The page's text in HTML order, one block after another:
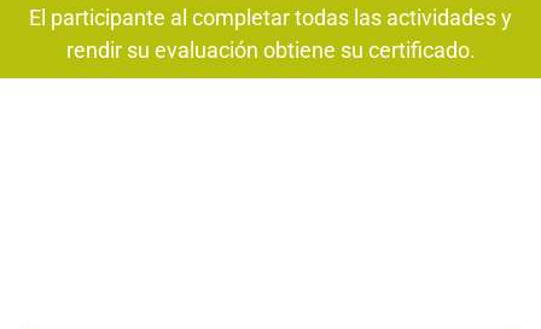
El participante al completar todas las actividades y
rendir su evaluación obtiene su certificado.